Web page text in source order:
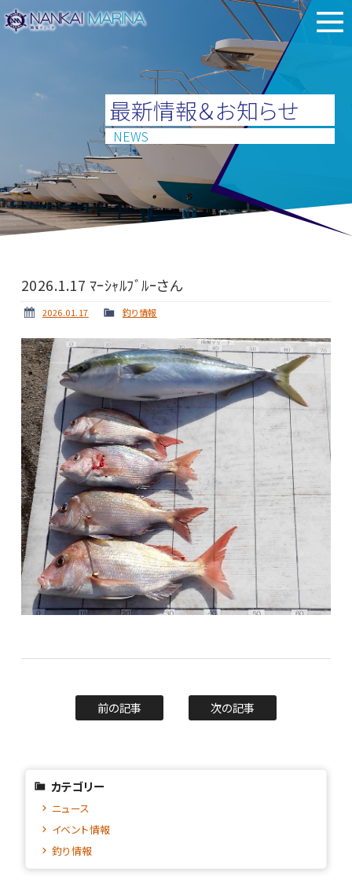
最新情報＆お知らせ
NEWS
2026.1.17 ﾏｰｼｬﾙﾌﾞﾙｰさん
2026.01.17 釣り情報
前の記事 次の記事
カテゴリー
ニュース
イベント情報
釣り情報